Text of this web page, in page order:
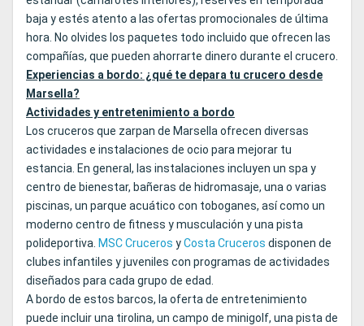
baja y estés atento a las ofertas promocionales de última
hora. No olvides los paquetes todo incluido que ofrecen las
compañías, que pueden ahorrarte dinero durante el crucero.
Experiencias a bordo: ¿qué te depara tu crucero desde
Marsella?
Actividades y entretenimiento a bordo
Los cruceros que zarpan de Marsella ofrecen diversas
actividades e instalaciones de ocio para mejorar tu
estancia. En general, las instalaciones incluyen un spa y
centro de bienestar, bañeras de hidromasaje, una o varias
piscinas, un parque acuático con toboganes, así como un
moderno centro de fitness y musculación y una pista
polideportiva. MSC Cruceros yCosta Cruceros disponen de
clubes infantiles y juveniles con programas de actividades
diseñados para cada grupo de edad.
A bordo de estos barcos, la oferta de entretenimiento
puede incluir una tirolina, un campo de minigolf, una pista de